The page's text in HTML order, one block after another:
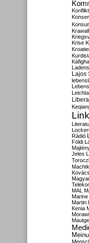
Konflikt
Krise
Lajos
Rádió
Földi
Jeles
Kovács
MAL
Martin
Kenia